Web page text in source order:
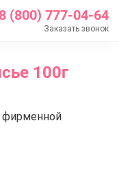
8 (800) 777-04-64
Заказать звонок
100г
100г